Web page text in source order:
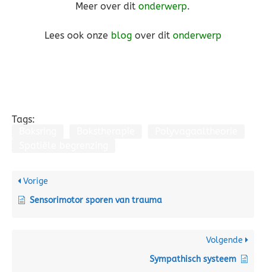
Meer over ditonderwerp.
Lees ook onze blogover dit onderwerp
Tags:
Vorige
Sensorimotor sporen van trauma
Volgende
Sympathisch systeem